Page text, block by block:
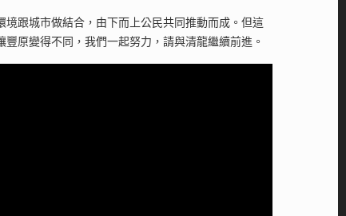
跟城市做結合，由下而上公民共同推動而成。但這
原變得不同，我們一起努力，請與清龍繼續前進。